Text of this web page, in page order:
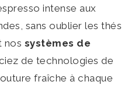
intense aux
sans oublier les thés
nos systèmes de
de technologies de
fraîche à chaque